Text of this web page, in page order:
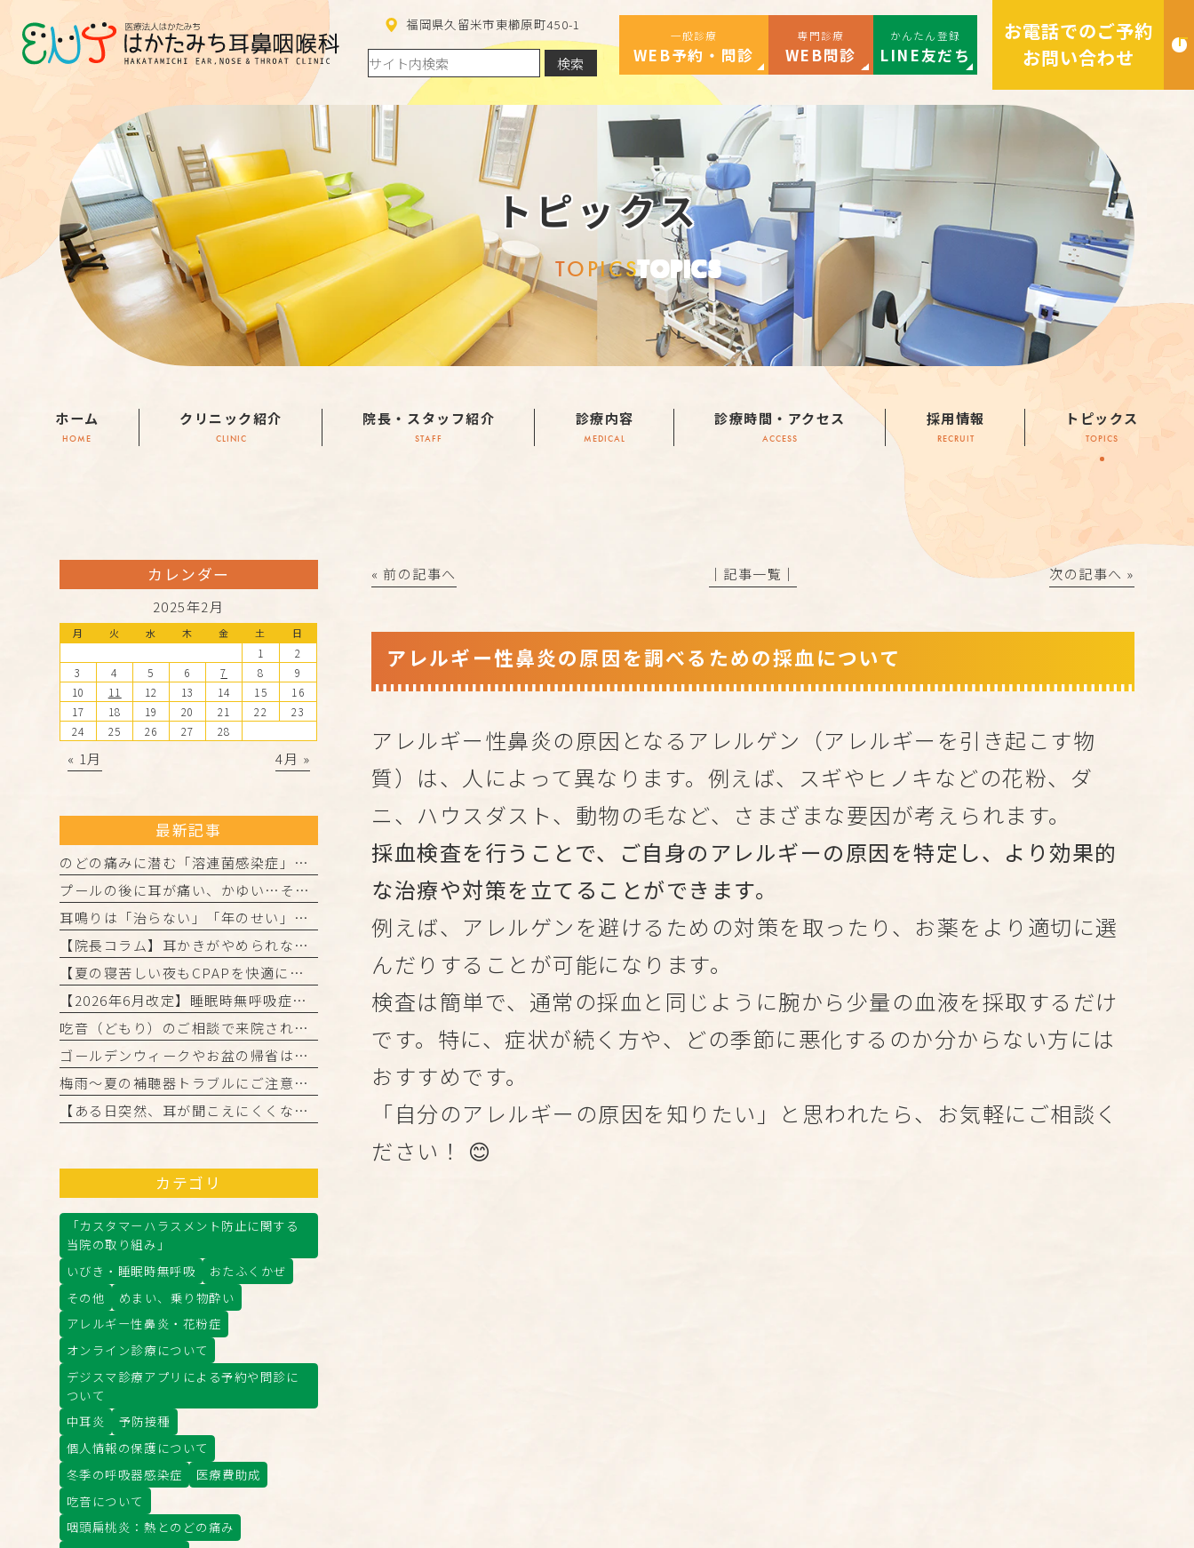
福岡県久留米市東櫛原町450-1
検索
一般診療
WEB予約・問診
専門診療
WEB問診
かんたん登録
LINE友だち
お電話でのご予約
お問い合わせ
トピックス
TOPICSTOPICS
ホーム
HOME
クリニック紹介
CLINIC
院長・スタッフ紹介
STAFF
診療内容
MEDICAL
診療時間・アクセス
ACCESS
採用情報
RECRUIT
トピックス
TOPICS
« 前の記事へ │記事一覧│ 次の記事へ »
アレルギー性鼻炎の原因を調べるための採血について
アレルギー性鼻炎の原因となるアレルゲン（アレルギーを引き起こす物
質）は、人によって異なります。例えば、スギやヒノキなどの花粉、ダ
ニ、ハウスダスト、動物の毛など、さまざまな要因が考えられます。
採血検査を行うことで、ご自身のアレルギーの原因を特定し、より効果的
な治療や対策を立てることができます。
例えば、アレルゲンを避けるための対策を取ったり、お薬をより適切に選
んだりすることが可能になります。
検査は簡単で、通常の採血と同じように腕から少量の血液を採取するだけ
です。特に、症状が続く方や、どの季節に悪化するのか分からない方には
おすすめです。
「自分のアレルギーの原因を知りたい」と思われたら、お気軽にご相談く
ださい！ 😊
カレンダー
2025年2月
月 火 水 木 金 土 日
1
2
3
4 5 6 7 8
9
10
11 12 13 14 15
16
17
18 19 20 21 22
23
24
25 26 27 28
« 1月 4月 »
最新記事
のどの痛みに潜む「溶連菌感染症」とは？正しく理解して、しっかり治しましょう
プールの後に耳が痛い、かゆい…それは「外耳炎」かもしれません。
耳鳴りは「治らない」「年のせい」と諦めていませんか？
【院長コラム】耳かきがやめられない…それ、「かゆみの悪循環」かもしれません！
【夏の寝苦しい夜もCPAPを快適に！院長からの3つのアドバイス】
【2026年6月改定】睡眠時無呼吸症候群（CPAP治療）の保険ルール変更と当院からのお知らせ
吃音（どもり）のご相談で来院された患者様・ご家族の皆様へ
ゴールデンウィークやお盆の帰省は「きこえ」のチェックのチャンス！難聴と認知機能の関係について
梅雨～夏の補聴器トラブルにご注意を！ご自宅でのケアと定期メンテナンスのお願い
【ある日突然、耳が聞こえにくくなったら…「突発性難聴」かもしれません】
カテゴリ
「カスタマーハラスメント防止に関する
当院の取り組み」
いびき・睡眠時無呼吸
おたふくかぜ
その他
めまい、乗り物酔い
アレルギー性鼻炎・花粉症
オンライン診療について
デジスマ診療アプリによる予約や問診に
ついて
中耳炎
予防接種
個人情報の保護について
冬季の呼吸器感染症
医療費助成
吃音について
咽頭扁桃炎：熱とのどの痛み